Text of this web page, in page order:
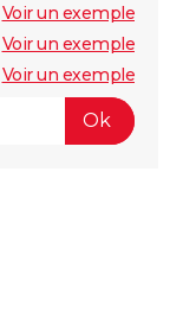
Voir un exemple
Voir un exemple
Voir un exemple